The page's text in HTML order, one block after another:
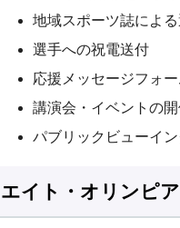
地域スポーツ誌によ
選手への祝電送付
応援メッセージフォ
講演会・イベントの
パブリックビューイ
エイト・オリンピ